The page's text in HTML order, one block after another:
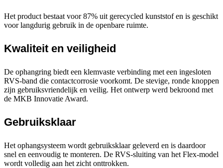
Het product bestaat voor 87% uit gerecycled kunststof en is geschikt
voor langdurig gebruik in de openbare ruimte.
Kwaliteit en veiligheid
De ophangring biedt een klemvaste verbinding met een ingesloten
RVS-band die contactcorrosie voorkomt. De stevige, ronde knoppen
zijn gebruiksvriendelijk en veilig. Het ontwerp werd bekroond met
de MKB Innovatie Award.
Gebruiksklaar
Het ophangsysteem wordt gebruiksklaar geleverd en is daardoor
snel en eenvoudig te monteren. De RVS-sluiting van het Flex-model
wordt volledig aan het zicht onttrokken.